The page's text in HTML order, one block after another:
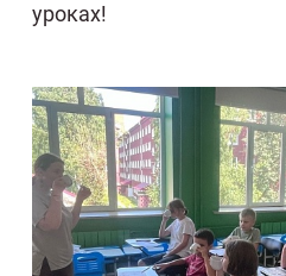
уроках!